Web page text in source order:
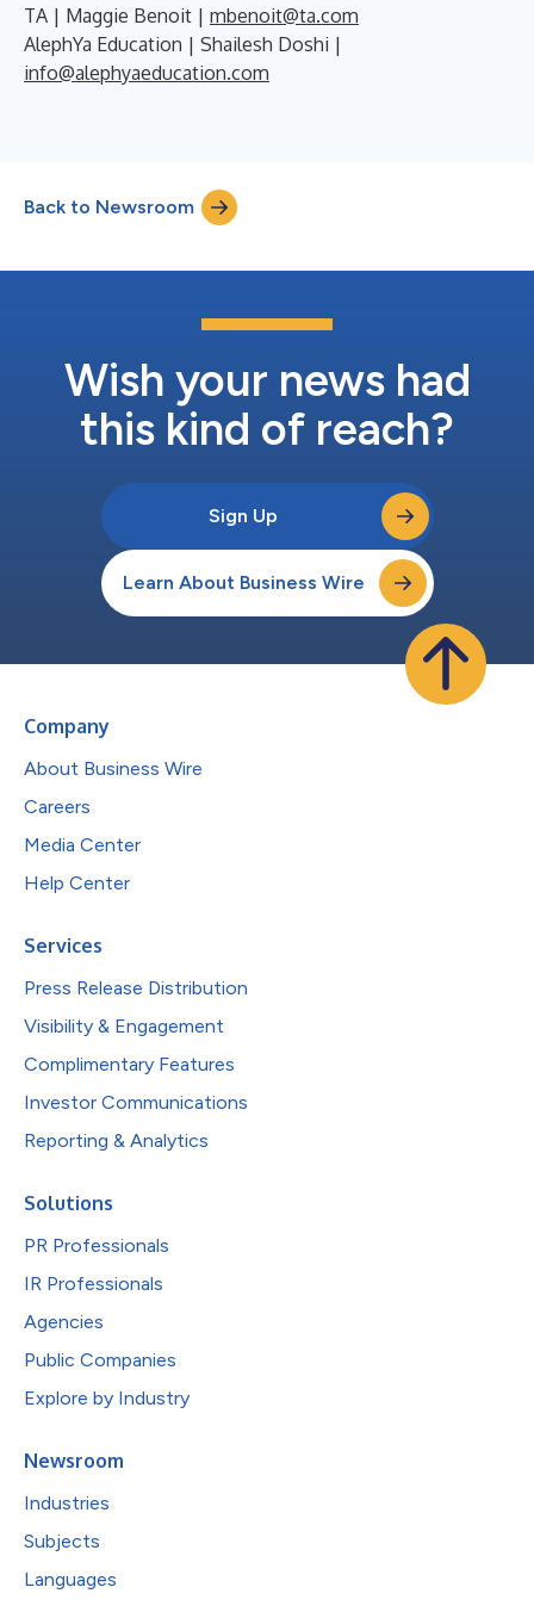
TA | Maggie Benoit | mbenoit@ta.com
AlephYa Education | Shailesh Doshi |
info@alephyaeducation.com
Back to Newsroom
Wish your news had
this kind of reach?
Sign Up
Learn About Business Wire
Company
About Business Wire
Careers
Media Center
Help Center
Services
Press Release Distribution
Visibility & Engagement
Complimentary Features
Investor Communications
Reporting & Analytics
Solutions
PR Professionals
IR Professionals
Agencies
Public Companies
Explore by Industry
Newsroom
Industries
Subjects
Languages